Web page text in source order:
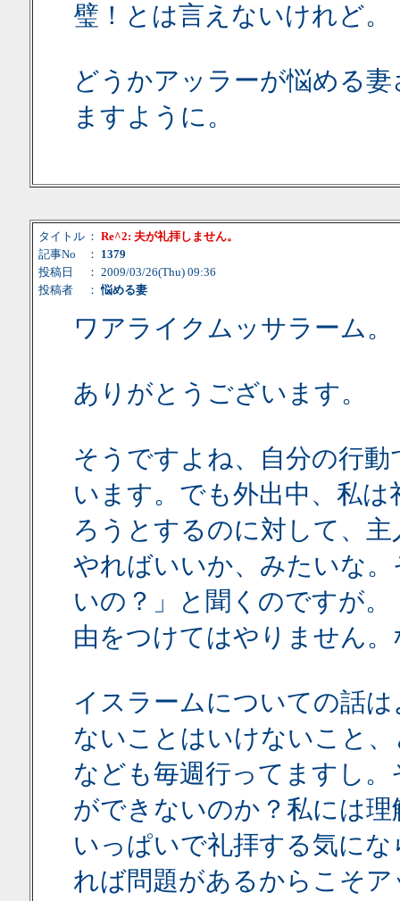
璧！とは言えないけれど。
どうかアッラーが悩める
ますように。
タイトル ： Re^2: 夫が礼拝しません。
記事No
： 1379
投稿日
： 2009/03/26(Thu) 09:36
投稿者
：悩める妻
ワアライクムッサラーム。
ありがとうございます。
そうですよね、自分の行
います。でも外出中、私
ろうとするのに対して、
やればいいか、みたいな
いの？」と聞くのですが
由をつけてはやりません
イスラームについての話
ないことはいけないこと
なども毎週行ってますし
ができないのか？私には
いっぱいで礼拝する気に
れば問題があるからこそ